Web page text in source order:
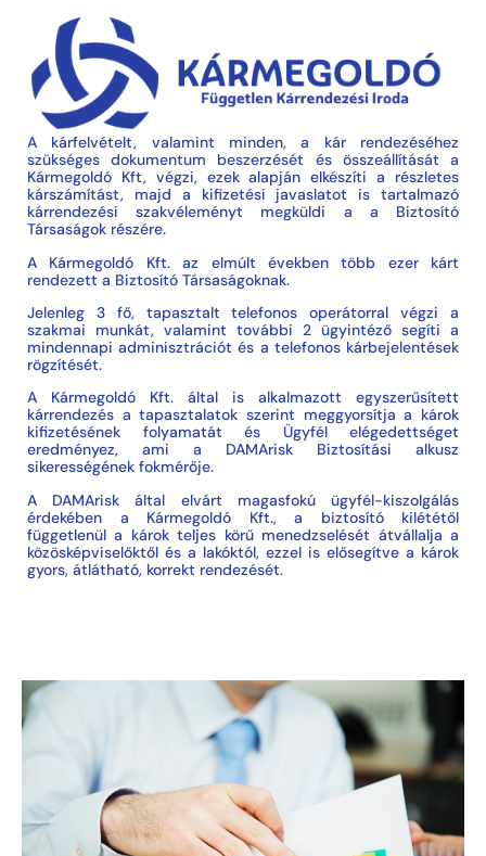
A kárfelvételt, valamint minden, a kár rendezéséhez
szükséges dokumentum beszerzését és összeállítását a
Kármegoldó Kft, végzi, ezek alapján elkészíti a részletes
kárszámítást, majd a kifizetési javaslatot is tartalmazó
kárrendezési szakvéleményt megküldi a a Biztosító
Társaságok részére.
A Kármegoldó Kft. az elmúlt években több ezer kárt
rendezett a Biztosító Társaságoknak.
Jelenleg 3 fő, tapasztalt telefonos operátorral végzi a
szakmai munkát, valamint további 2 ügyintéző segíti a
mindennapi adminisztrációt és a telefonos kárbejelentések
rögzítését.
A Kármegoldó Kft. által is alkalmazott egyszerűsített
kárrendezés a tapasztalatok szerint meggyorsítja a károk
kifizetésének folyamatát és Ügyfél elégedettséget
eredményez, ami a DAMArisk Biztosítási alkusz
sikerességének fokmérője.
A DAMArisk által elvárt magasfokú ügyfél-kiszolgálás
érdekében a Kármegoldó Kft., a biztosító kilététől
függetlenül a károk teljes körű menedzselését átvállalja a
közösképviselőktől és a lakóktól, ezzel is elősegítve a károk
gyors, átlátható, korrekt rendezését.